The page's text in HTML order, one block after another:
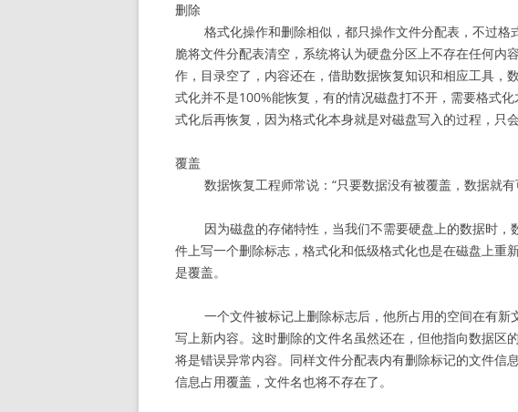
删除
格式化操作和删除相似，都只操作文件分配表，不过
脆将文件分配表清空，系统将认为硬盘分区上不存在任何内
作，目录空了，内容还在，借助数据恢复知识和相应工具
式化并不是100%能恢复，有的情况磁盘打不开，需要格式
式化后再恢复，因为格式化本身就是对磁盘写入的过程，只
覆盖
数据恢复工程师常说：“只要数据没有被覆盖，数据就有
因为磁盘的存储特性，当我们不需要硬盘上的数据时
件上写一个删除标志，格式化和低级格式化也是在磁盘上重
是覆盖。
一个文件被标记上删除标志后，他所占用的空间在有
写上新内容。这时删除的文件名虽然还在，但他指向数据区
将是错误异常内容。同样文件分配表内有删除标记的文件信
信息占用覆盖，文件名也将不存在了。